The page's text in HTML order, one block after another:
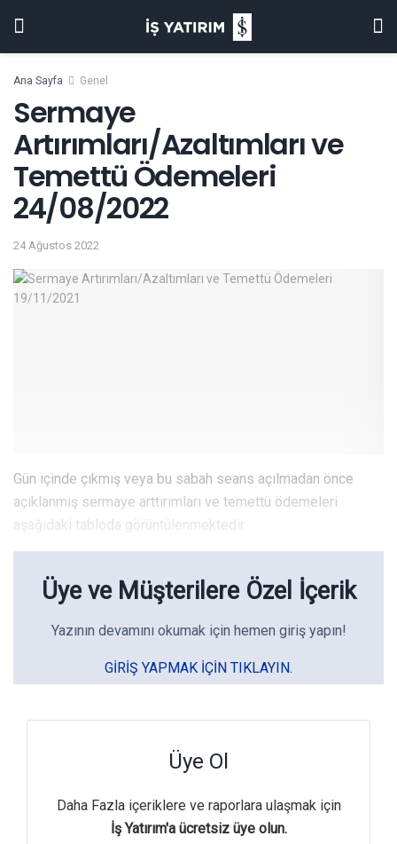
Ana Sayfa Genel
Sermaye
Artırımları/Azaltımları ve
Temettü Ödemeleri
24/08/2022
24 Ağustos 2022
Gün içinde çıkmış veya bu sabah seans açılmadan önce
açıklanmış sermaye arttırımları ve temettü ödemeleri
aşağıdaki tabloda görüntülenmektedir.
Üye ve Müşterilere Özel İçerik
Yazının devamını okumak için hemen giriş yapın!
GIRIŞ YAPMAK IÇIN TIKLAYIN.
Üye Ol
Daha Fazla içeriklere ve raporlara ulaşmak için
İş Yatırım'a ücretsiz üye olun.